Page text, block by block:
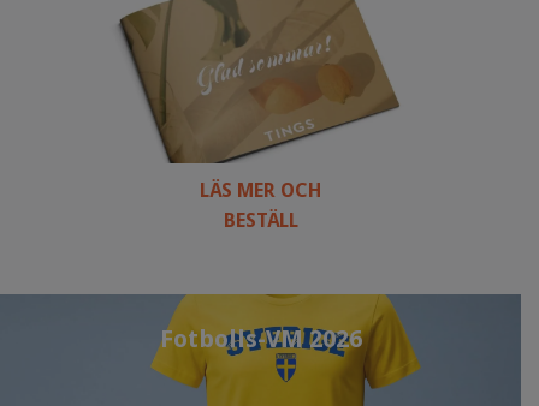
LÄS MER OCH
BESTÄLL
Fotbolls-VM 2026